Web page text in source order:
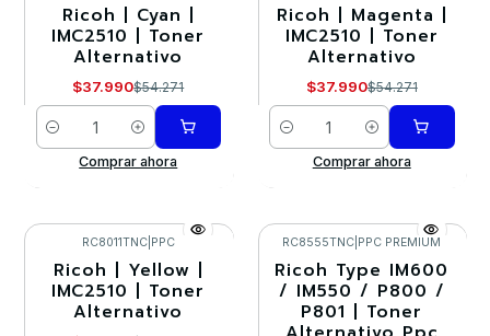
-30%
Ricoh | Cyan |
IMC2510 | Toner
Alternativo
$37.990$54.271
Cantidad
Comprar ahora
-30%
Ricoh | Magenta |
IMC2510 | Toner
Alternativo
$37.990$54.271
Cantidad
Comprar ahora
-30%
RC8011TNC| PPC
Ricoh | Yellow |
IMC2510 | Toner
Alternativo
-30%
Agotado
RC8555TNC PPC PREMIUM
Ricoh Type IM600
/ IM550 / P800 /
P801 | Toner